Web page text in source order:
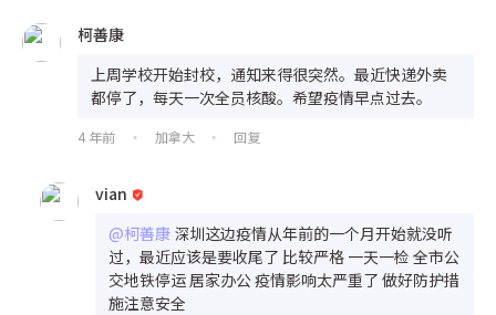
柯善康
上周学校开始封校，通知来得很突然。最近快递外卖
都停了，每天一次全员核酸。希望疫情早点过去。
4 年前 • 加拿大 • 回复
vian
@柯善康 深圳这边疫情从年前的一个月开始就没听
过，最近应该是要收尾了 比较严格 一天一检 全市公
交地铁停运 居家办公 疫情影响太严重了 做好防护措
施注意安全